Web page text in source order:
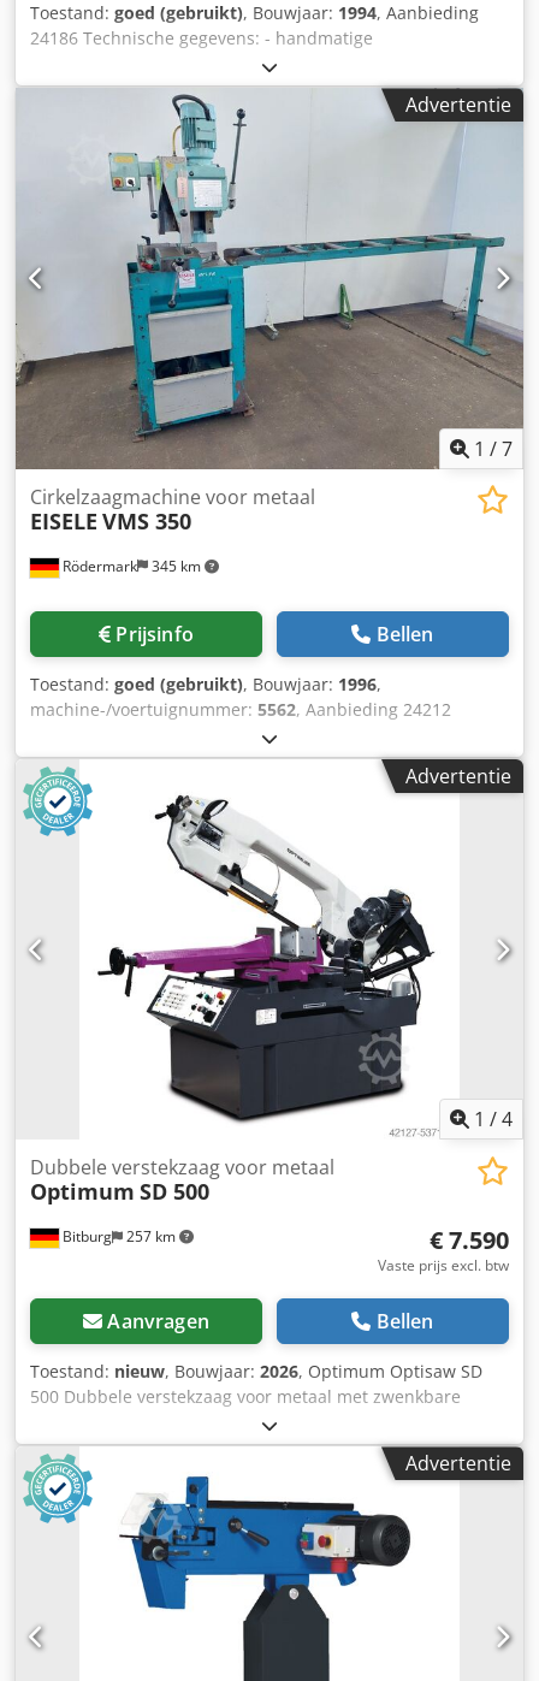
Toestand: goed (gebruikt), Bouwjaar: 1994, Aanbieding
24186 Technische gegevens: - handmatige
zaagbladvoeding - werkstukbevestiging in de
machinebankschroef Dodpjzqtrfjfx Abaswa - zaagblad
diameter tot 315 mm - 2 snijsnelheden 40 - 80 m/min -
snijbereik bij 90° rond 110 mm - rechthoekig 82 x 160 mm -
vierkant 82 x 82 mm - in verstek bij 45° rond 110 mm -
rechthoekig 80 x 120 mm - vierkant 82 x 82 mm -
aandrijving 400 V / 1,4 / 1,9 kW - koelmiddelsysteem -
benodigde ruimte ca. B 600 x H 1600 x D 750 mm - gewicht
ca. 300 kg
Advertentie
1 /7
Rödermark 345 km
Cirkelzaagmachine voor metaal
EISELE VMS 350
Prijsinfo Bellen
Toestand: goed (gebruikt), Bouwjaar: 1996,
machine-/voertuignummer: 5562, Aanbieding 24212
Technische gegevens: - Zaagblad diameter: tot 350 mm -
Zaagbladbeweging via handhendel Djdpfezqtntox Abaowa
- Maximale openingsbreedte van de bankschroef: 205 mm
- Zaagbereik: - bij zaagblad diameter 350 mm - bij 90°:
rond 120 mm - vierkant: 110 mm - plat: tot 200 x 90 mm -
of: 140 x 110 mm - bij 45°: rond 100 mm - plat: 100 x 100
mm - Verstelbare verstekhoek: - links tot 45° - rechts tot
30° - Zaagbladtoerentallen: 34 + 68 omwentelingen per
minuut - Aandrijving: 400 V / 2 / 2,6 kW -
Koelmiddelsysteem - Toevoer – rolgang: 2000 mm -
Benodigde ruimte: ca. B 850 x H 1750 x D 950 mm -
Gewicht: ca. 400 kg
Advertentie
1 /4
Bitburg 257 km
Dubbele verstekzaag voor metaal
Optimum SD 500
€ 7.590
Vaste prijs excl. btw
Aanvragen Bellen
Toestand: nieuw, Bouwjaar: 2026, Optimum Optisaw SD
500 Dubbele verstekzaag voor metaal met zwenkbare
zaagbeugel Art. nr. 3292380 Lengte ca. 2122 mm
breedte/diepte ca. 1046 mm Hoogte ca. 1497 mm Gewicht
ca. 522 kg Elektrische gegevens Motoruitgang
koelvloeistofpomp 100 W Totaal aangesloten vermogen 3,8
kW Voedingsspanning 400 V Netfrequentie 50 Hz
Machinegegevens Zaagbandsnelheid(en) 35 / 70 m/min
Lengte zaagband 3770 mm Bandbreedte 34 mm Zaagband
dikte 1,1 mm Snijhoek 45 - -60 ° Aanvoer Hydraulisch via
neerlaatcilinder Manueel optillen van de zaagbeugel
Snijbereiken 0° rond (massief materiaal) 355 mm 0°
Advertentie